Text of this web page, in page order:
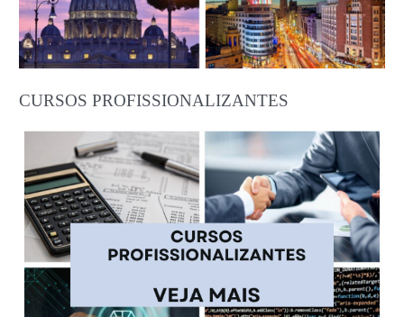
CURSOS PROFISSIONALIZANTES